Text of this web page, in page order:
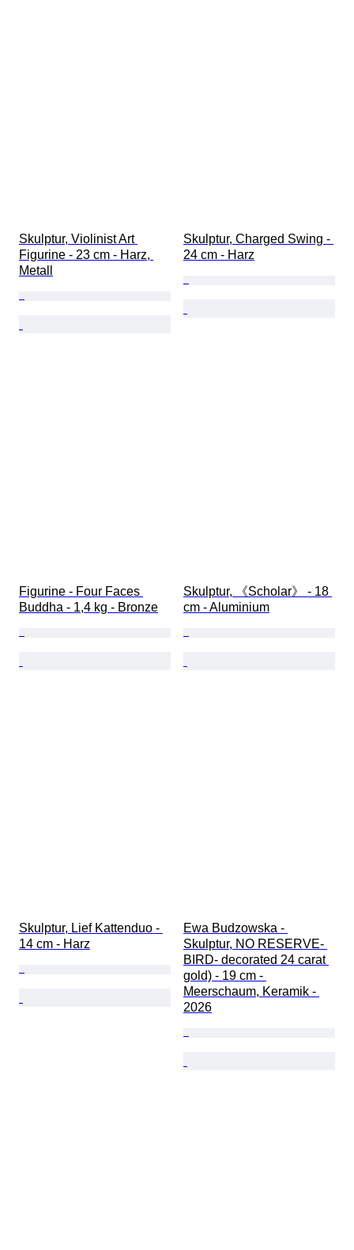
Skulptur, Violinist Art
Figurine - 23 cm - Harz,
Metall
Skulptur, Charged Swing -
24 cm - Harz
Figurine - Four Faces
Buddha - 1,4 kg - Bronze
Skulptur, 《Scholar》 - 18
cm - Aluminium
Skulptur, Lief Kattenduo -
14 cm - Harz
Ewa Budzowska -
Skulptur, NO RESERVE-
BIRD- decorated 24 carat
gold) - 19 cm -
Meerschaum, Keramik -
2026